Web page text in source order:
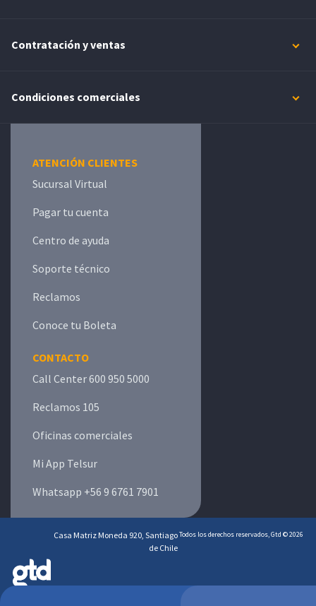
Contratación y ventas
Condiciones comerciales
ATENCIÓN CLIENTES
Sucursal Virtual
Pagar tu cuenta
Centro de ayuda
Soporte técnico
Reclamos
Conoce tu Boleta
CONTACTO
Call Center 600 950 5000
Reclamos 105
Oficinas comerciales
Mi App Telsur
Whatsapp +56 9 6761 7901
Casa Matriz Moneda 920, Santiago
de Chile
Todos los derechos reservados, Gtd © 2026